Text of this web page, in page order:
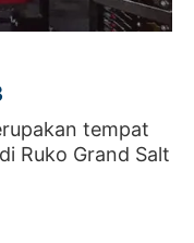
tempat
Ruko Grand Salt